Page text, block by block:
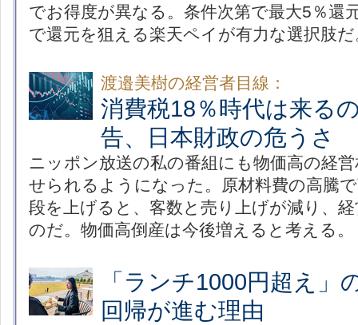
でお得度が異なる。条件次第で最大5％還
で還元を狙える楽天ペイが有力な選択肢だ
渡邉美樹の経営者目線：
消費税18％時代は来る
告、日本財政の危うさ
ニッポン放送の私の番組にも物価高の経
せられるようになった。原材料費の高騰
段を上げると、客数と売り上げが減り、
のだ。物価高倒産は今後増えると考える。
「ランチ1000円超え
回帰が進む理由